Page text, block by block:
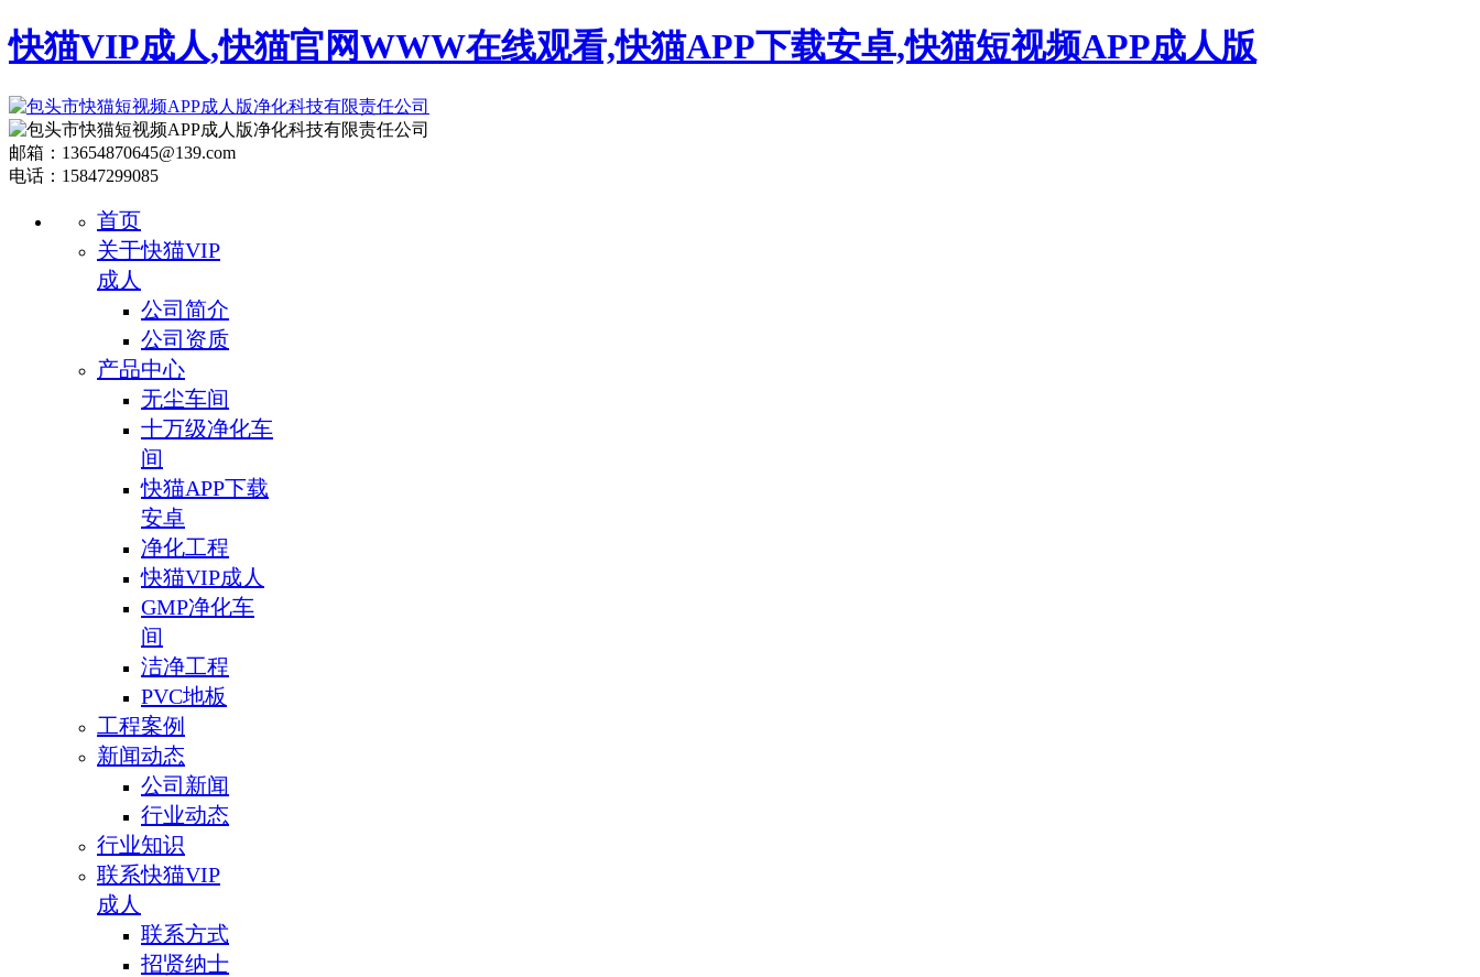
快猫VIP成人,快猫官网WWW在线观看,快猫APP下载安卓,快猫短视频APP成人版
邮箱：13654870645@139.com
电话：15847299085
首页
关于快猫VIP
成人
公司简介
公司资质
产品中心
无尘车间
十万级净化车
间
快猫APP下载
安卓
净化工程
快猫VIP成人
GMP净化车
间
洁净工程
PVC地板
工程案例
新闻动态
公司新闻
行业动态
行业知识
联系快猫VIP
成人
联系方式
招贤纳士